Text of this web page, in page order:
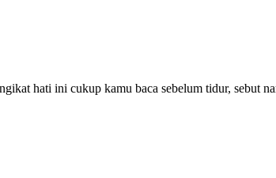
hati ini cukup kamu baca sebelum tidur, sebut